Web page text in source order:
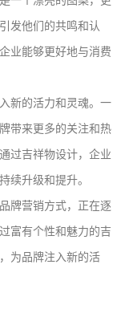
发他们的共鸣和认
业能够更好地与消费
新的活力和灵魂。一
带来更多的关注和热
过吉祥物设计，企业
续升级和提升。
牌营销方式，正在逐
富有个性和魅力的吉
为品牌注入新的活